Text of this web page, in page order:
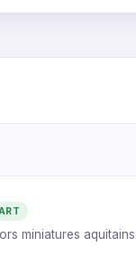
miniatures aquitains.